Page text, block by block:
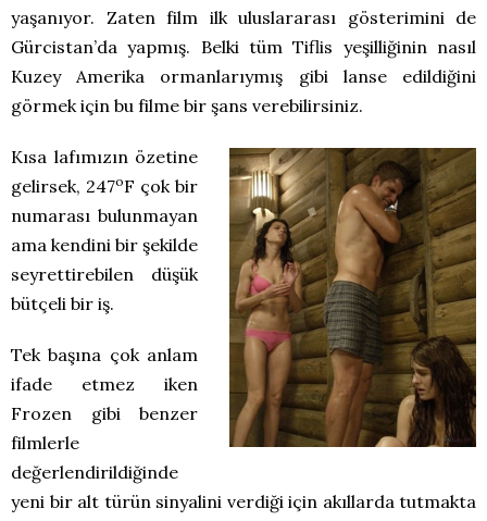
yaşanıyor. Zaten film ilk uluslararası gösterimini de
Gürcistan’da yapmış. Belki tüm Tiflis yeşilliğinin nasıl
Kuzey Amerika ormanlarıymış gibi lanse edildiğini
görmek için bu filme bir şans verebilirsiniz.
Kısa lafımızın özetine
gelirsek, 247oF çok bir
numarası bulunmayan
ama kendini bir şekilde
seyrettirebilen düşük
bütçeli bir iş.
Tek başına çok anlam
ifade etmez iken
Frozen gibi benzer
filmlerle
değerlendirildiğinde
yeni bir alt türün sinyalini verdiği için akıllarda tutmakta